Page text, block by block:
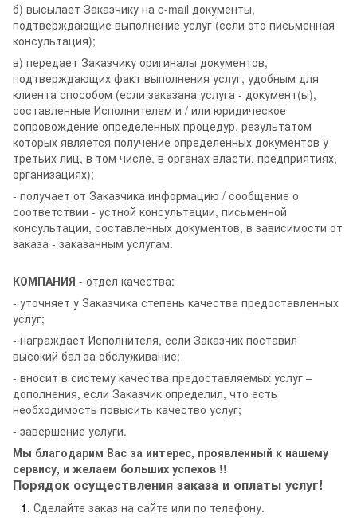
б) высылает Заказчику на e-mail документы,
подтверждающие выполнение услуг (если это письменная
консультация);
в) передает Заказчику оригиналы документов,
подтверждающих факт выполнения услуг, удобным для
клиента способом (если заказана услуга - документ(ы),
составленные Исполнителем и / или юридическое
сопровождение определенных процедур, результатом
которых является получение определенных документов у
третьих лиц, в том числе, в органах власти, предприятиях,
организациях);
- получает от Заказчика информацию / сообщение о
соответствии - устной консультации, письменной
консультации, составленных документов, в зависимости от
заказа - заказанным услугам.
КОМПАНИЯ - отдел качества:
- уточняет у Заказчика степень качества предоставленных
услуг;
- награждает Исполнителя, если Заказчик поставил
высокий бал за обслуживание;
- вносит в систему качества предоставляемых услуг –
дополнения, если Заказчик определил, что есть
необходимость повысить качество услуг;
- завершение услуги.
Мы благодарим Вас за интерес, проявленный к нашему
сервису, и желаем больших успехов !!
Порядок осуществления заказа и оплаты услуг!
Сделайте заказ на сайте или по телефону.